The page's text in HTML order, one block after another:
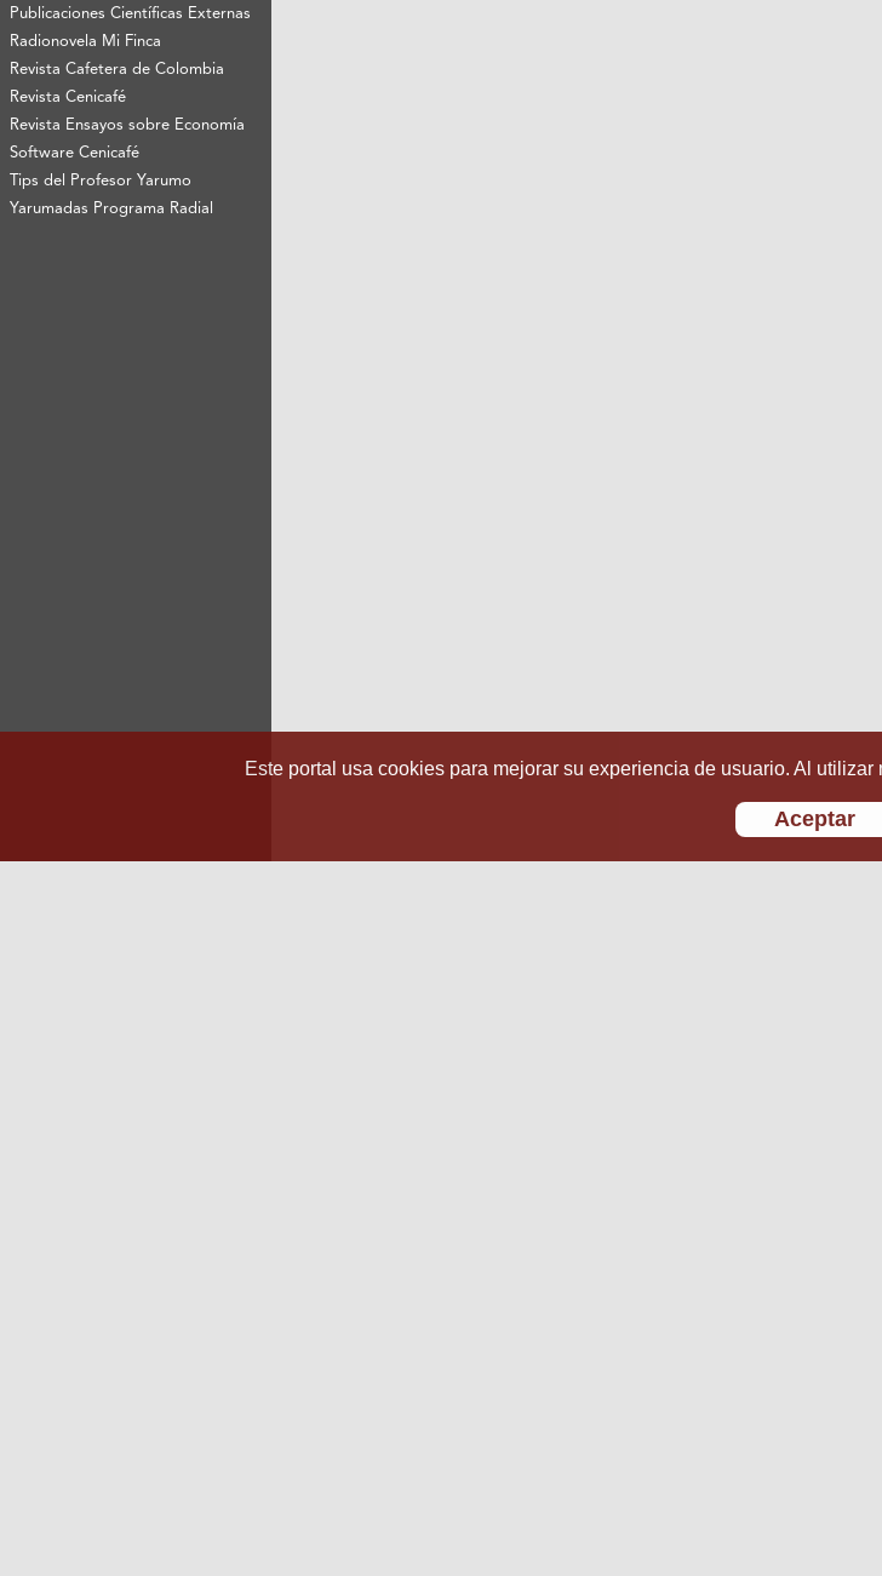
Publicaciones Científicas Externas
Radionovela Mi Finca
Revista Cafetera de Colombia
Revista Cenicafé
Revista Ensayos sobre Economía
Software Cenicafé
Tips del Profesor Yarumo
Yarumadas Programa Radial
Este portal usa cookies para mejorar su experiencia de usuario. Al
Aceptar